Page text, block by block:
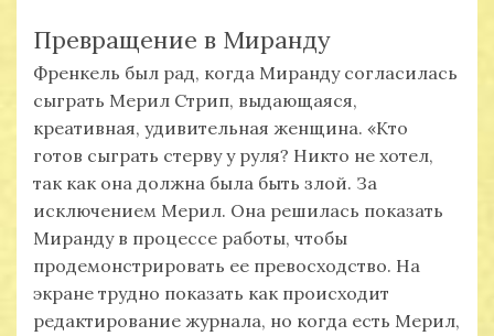
Превращение в Миранду
Френкель был рад, когда Миранду согласилась
сыграть Мерил Стрип, выдающаяся,
креативная, удивительная женщина. «Кто
готов сыграть стерву у руля? Никто не хотел,
так как она должна была быть злой. За
исключением Мерил. Она решилась показать
Миранду в процессе работы, чтобы
продемонстрировать ее превосходство. На
экране трудно показать как происходит
редактирование журнала, но когда есть Мерил,